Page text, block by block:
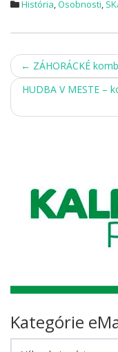
História,Osobnosti,
Post
← ZÁHORÁCKÉ
HUDBA V MESTE –
Kategórie